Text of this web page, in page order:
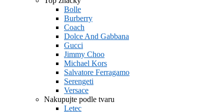
Bolle
Burberry
Coach
Dolce And Gabbana
Gucci
Jimmy Choo
Michael Kors
Salvatore Ferragamo
Serengeti
Versace
Nakupujte podle tvaru
Letec